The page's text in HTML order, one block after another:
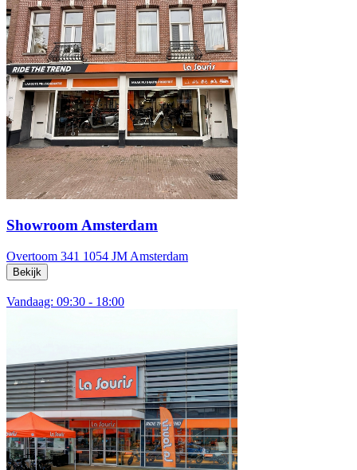
Showroom Amsterdam
Overtoom 341 1054 JM Amsterdam
Bekijk
Vandaag: 09:30 - 18:00